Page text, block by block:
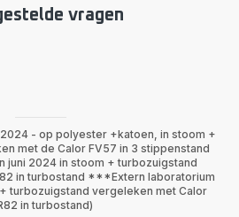
vragen
- op polyester +katoen, in stoom +
met de Calor FV57 in 3 stippenstand
2024 in stoom + turbozuigstand
in turbostand ***Extern laboratorium
turbozuigstand vergeleken met Calor
in turbostand)